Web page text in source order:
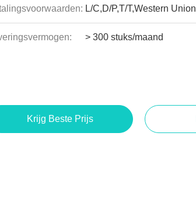
L/C,D/P,T/T,Western Union
> 300 stuks/maand
Krijg Beste Prijs